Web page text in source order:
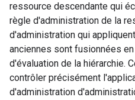
ressource descendante qui
règle d'administration de la
d'administration qui
anciennes sont fusionnées
d'évaluation de la hiérarchie.
contrôler précisément
d'administration